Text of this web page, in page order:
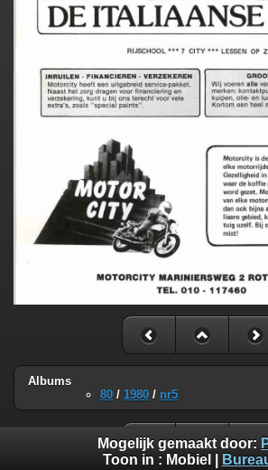
Albums
80 / 1980 / nr5
Mogelijk gemaakt door:
Toon in : Mobiel